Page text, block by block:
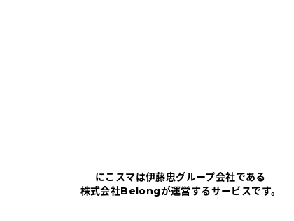
にこスマは伊藤忠グループ会社である
株式会社Belongが運営するサービスです。